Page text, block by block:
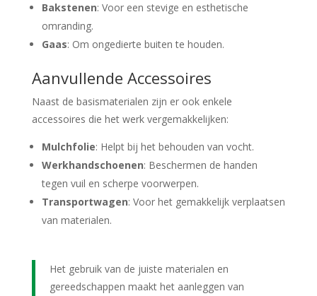
Bakstenen: Voor een stevige en esthetische
omranding.
Gaas: Om ongedierte buiten te houden.
Aanvullende Accessoires
Naast de basismaterialen zijn er ook enkele
accessoires die het werk vergemakkelijken:
Mulchfolie: Helpt bij het behouden van vocht.
Werkhandschoenen: Beschermen de handen
tegen vuil en scherpe voorwerpen.
Transportwagen: Voor het gemakkelijk verplaatsen
van materialen.
Het gebruik van de juiste materialen en
gereedschappen maakt het aanleggen van